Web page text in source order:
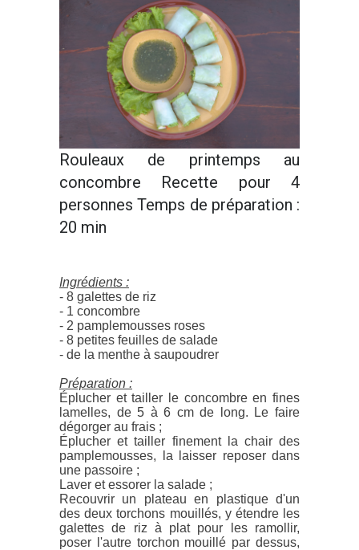
Rouleaux de printemps au
concombre Recette pour 4
personnes Temps de préparation :
20 min
Ingrédients :
- 8 galettes de riz
- 1 concombre
- 2 pamplemousses roses
- 8 petites feuilles de salade
- de la menthe à saupoudrer
Préparation :
Éplucher et tailler le concombre en fines
lamelles, de 5 à 6 cm de long. Le faire
dégorger au frais ;
Éplucher et tailler finement la chair des
pamplemousses, la laisser reposer dans
une passoire ;
Laver et essorer la salade ;
Recouvrir un plateau en plastique d'un
des deux torchons mouillés, y étendre les
galettes de riz à plat pour les ramollir,
poser l'autre torchon mouillé par dessus,